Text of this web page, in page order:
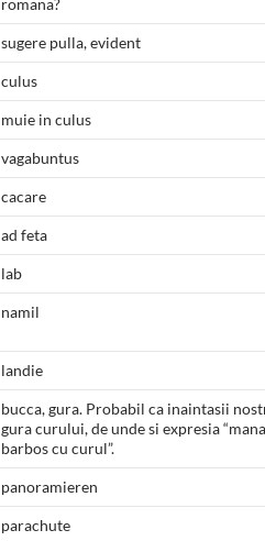
romana?
sugere pulla, evident
culus
muie in culus
vagabuntus
cacare
ad feta
lab
namil
landie
bucca, gura. Probabil ca inaintasii
gura curului, de unde si expresia
barbos cu curul”.
panoramieren
parachute